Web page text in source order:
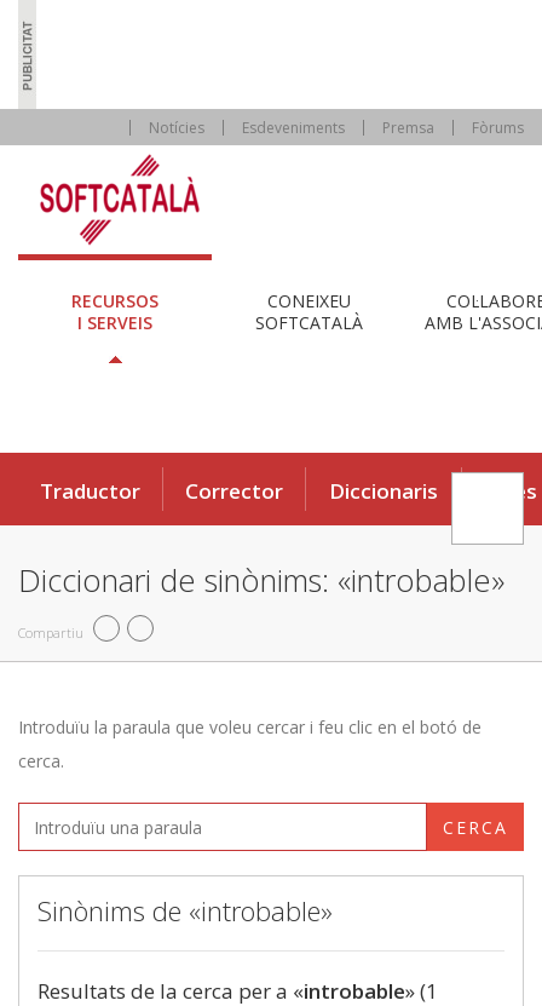
Notícies Esdeveniments Premsa Fòrums
RECURSOS
I SERVEIS
CONEIXEU
SOFTCATALÀ
AMB
Traductor Corrector Diccionaris Eines
Diccionari de sinònims: «introbable»
Compartiu
Introduïu la paraula que voleu cercar i feu clic en el botó de
cerca.
CERCA
Sinònims de «introbable»
Resultats de la cerca per a «introbable» (1